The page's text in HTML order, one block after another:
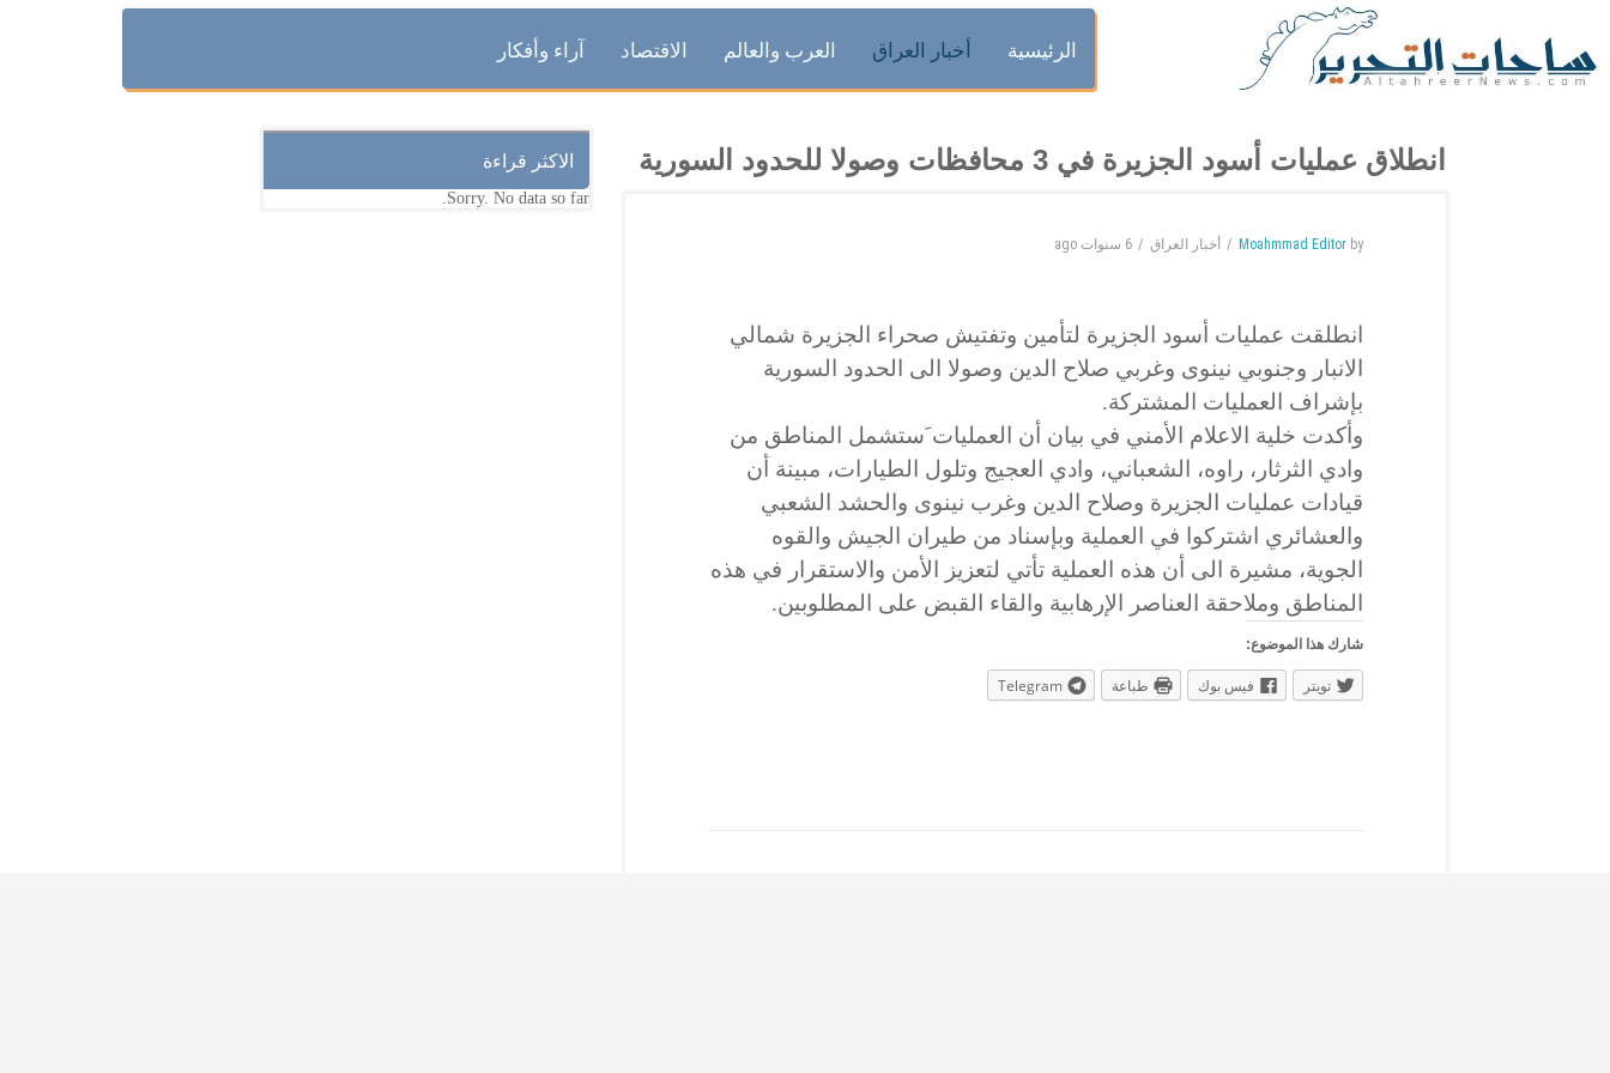
الرئيسية أخبار العراق العرب والعالم الاقتصاد آراء وأفكار
انطلاق عمليات أسود الجزيرة في 3 محافظات وصولا للحدود السورية
by
Moahmmad Editor أخبار العراق 6 سنوات ago
انطلقت عمليات أسود الجزيرة لتأمين وتفتيش صحراء الجزيرة شمالي
الانبار وجنوبي نينوى وغربي صلاح الدين وصولا الى الحدود السورية
بإشراف العمليات المشتركة.
وأكدت خلية الاعلام الأمني في بيان أن العمليات َستشمل المناطق من
وادي الثرثار، راوه، الشعباني، وادي العجيج وتلول الطيارات، مبينة أن
قيادات عمليات الجزيرة وصلاح الدين وغرب نينوى والحشد الشعبي
والعشائري اشتركوا في العملية وبإسناد من طيران الجيش والقوه
الجوية، مشيرة الى أن هذه العملية تأتي لتعزيز الأمن والاستقرار في هذه
المناطق وملاحقة العناصر الإرهابية والقاء القبض على المطلوبين.
شارك هذا الموضوع:
تويتر فيس بوك طباعة Telegram
الاكثر قراءة
Sorry. No data so far.